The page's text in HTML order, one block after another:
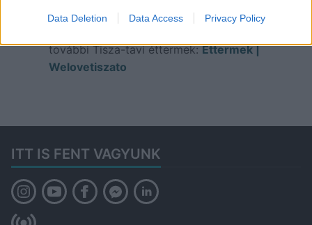
Data Deletion Data Access Privacy Policy
további Tisza-tavi éttermek:Éttermek |
Welovetiszato
ITT IS FENT VAGYUNK